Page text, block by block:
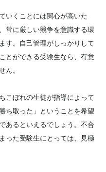
いくことには関心が高いた
常に厳しい競争を意識する環
す。自己管理がしっかりして
とができる受験生なら、有意
ん。
こぼれの生徒が指導によって
ち取った」ということを希望
あるといえるでしょう。不合
った受験生にとっては、見極